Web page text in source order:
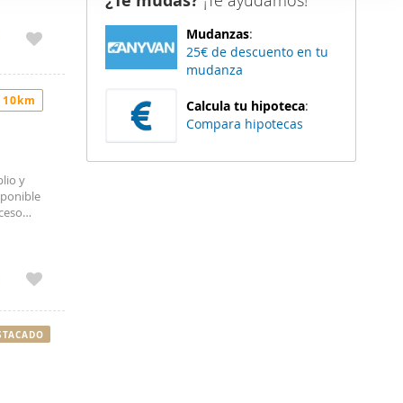
funciones
del
del uso
de
y
y
a
el
se
Mudanzas:
25€ de descuento en tu
mudanza
Calcula tu hipoteca:
Compara hipotecas